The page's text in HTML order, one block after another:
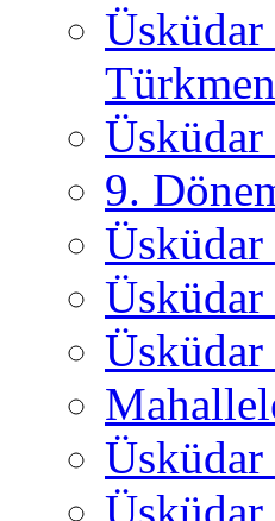
Türkmen
Üsküdar
9.